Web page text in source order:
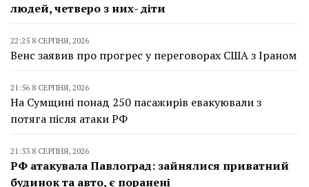
людей, четверо з них- діти
22:25 8 СЕРПНЯ, 2026
Венс заявив про прогрес у переговорах США з Іраном
21:56 8 СЕРПНЯ, 2026
На Сумщині понад 250 пасажирів евакуювали з
потяга після атаки РФ
21:33 8 СЕРПНЯ, 2026
РФ атакувала Павлоград: зайнялися приватний
будинок та авто, є поранені